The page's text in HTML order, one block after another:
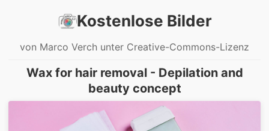
Kostenlose Bilder
von Marco Verch unter Creative-Commons-Lizenz
Wax for hair removal - Depilation and
beauty concept